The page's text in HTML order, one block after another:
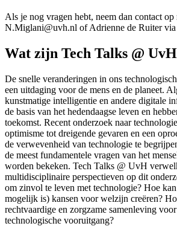
Als je nog vragen hebt, neem dan contact
N.Miglani@uvh.nl of Adrienne de Ruiter
Wat zijn Tech Talks @
De snelle veranderingen in ons
een uitdaging voor de mens en de planeet.
kunstmatige intelligentie en andere digitale
de basis van het hedendaagse leven en
toekomst. Recent onderzoek naar
optimisme tot dreigende gevaren en een
de verwevenheid van technologie te
de meest fundamentele vragen van het
worden bekeken. Tech Talks @ UvH
multidisciplinaire perspectieven op dit
om zinvol te leven met technologie? Hoe
mogelijk is) kansen voor welzijn creëren?
rechtvaardige en zorgzame samenleving
technologische vooruitgang?